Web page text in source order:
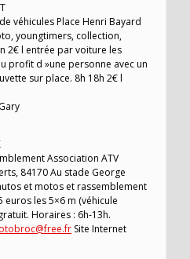
véhicules Place Henri Bayard
youngtimers, collection,
2€ l entrée par voiture les
profit d »une personne avec un
sur place. 8h 18h 2€ l
Association ATV
84170 Au stade George
et motos et rassemblement
les 5×6 m (véhicule
Horaires : 6h-13h.
Site Internet